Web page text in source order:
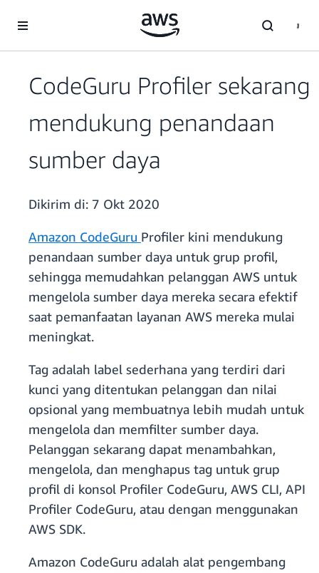
CodeGuru Profiler sekarang
mendukung penandaan
sumber daya
Dikirim di: 7 Okt 2020
Amazon CodeGuru Profiler kini mendukung
penandaan sumber daya untuk grup profil,
sehingga memudahkan pelanggan AWS untuk
mengelola sumber daya mereka secara efektif
saat pemanfaatan layanan AWS mereka mulai
meningkat.
Tag adalah label sederhana yang terdiri dari
kunci yang ditentukan pelanggan dan nilai
opsional yang membuatnya lebih mudah untuk
mengelola dan memfilter sumber daya.
Pelanggan sekarang dapat menambahkan,
mengelola, dan menghapus tag untuk grup
profil di konsol Profiler CodeGuru, AWS CLI, API
Profiler CodeGuru, atau dengan menggunakan
AWS SDK.
Amazon CodeGuru adalah alat pengembang